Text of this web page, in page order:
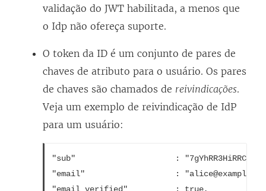
i
a
b
r
e
O
l
n
k
a
b
r
e
m
validação do JWT habilitada, a menos que
o Idp não ofereça suporte.
O token da ID é um conjunto de pares de
chaves de atributo para o usuário. Os pares
de chaves são chamados de reivindicações.
Veja um exemplo de reivindicação de IdP
para um usuário:
"sub"                     :
"email"                   :
"email_verified"          : true,